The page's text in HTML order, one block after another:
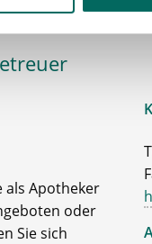
als Apotheker
oder
Sie sich